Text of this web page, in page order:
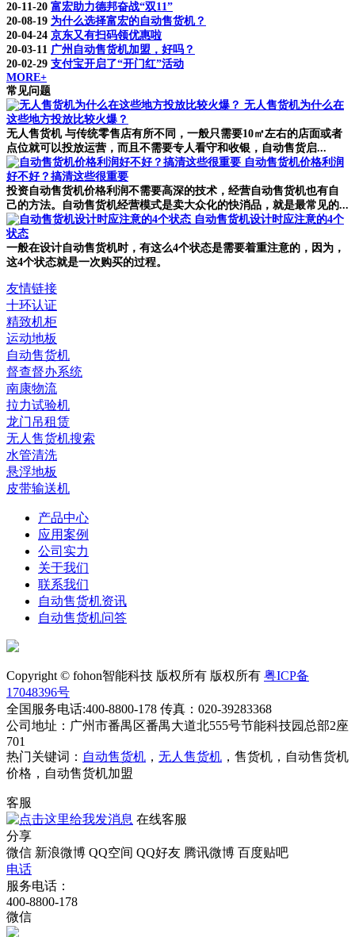
20-11-20 富宏助力德邦奋战“双11”
20-08-19 为什么选择富宏的自动售货机？
20-04-24 京东又有扫码领优惠啦
20-03-11 广州自动售货机加盟，好吗？
20-02-29 支付宝开启了“开门红”活动
MORE+
常见问题
无人售货机为什么在
这些地方投放比较火爆？
无人售货机 与传统零售店有所不同，一般只需要10㎡左右的店面或者
点位就可以投放运营，而且不需要专人看守和收银，自动售货启...
自动售货机价格利润
好不好？搞清这些很重要
投资自动售货机价格利润不需要高深的技术，经营自动售货机也有自
己的方法。自动售货机经营模式是卖大众化的快消品，就是最常见的...
自动售货机设计时应注意的4个
状态
一般在设计自动售货机时，有这么4个状态是需要着重注意的，因为，
这4个状态就是一次购买的过程。
友情链接
十环认证
精致机柜
运动地板
自动售货机
督查督办系统
南康物流
拉力试验机
龙门吊租赁
无人售货机搜索
水管清洗
悬浮地板
皮带输送机
产品中心
应用案例
公司实力
关于我们
联系我们
自动售货机资讯
自动售货机问答
Copyright © fohon智能科技 版权所有 版权所有 粤ICP备
17048396号
全国服务电话:400-8800-178 传真：020-39283368
公司地址：广州市番禺区番禺大道北555号节能科技园总部2座
701
热门关键词： 自动售货机 ， 无人售货机 ，售货机，自动售货机
价格，自动售货机加盟
客服
在线客服
分享
微信 新浪微博 QQ空间 QQ好友 腾讯微博 百度贴吧
电话
服务电话：
400-8800-178
微信